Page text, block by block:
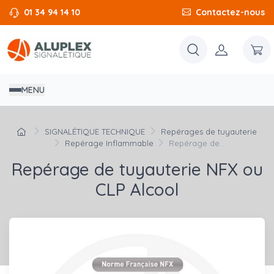
01 34 94 14 10 Contactez-nous
MENU
SIGNALÉTIQUE TECHNIQUE
Repérages de tuyauterie
Repérage Inflammable
Repérage de...
Repérage de tuyauterie NFX ou
CLP Alcool